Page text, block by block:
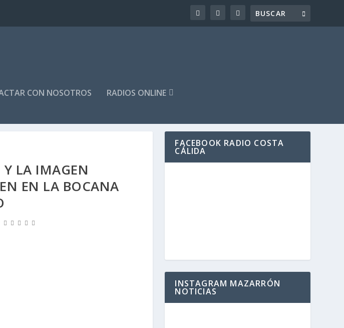
CON NOSOTROS RADIOS ONLINE
LA IMAGEN
EN LA BOCANA
FACEBOOK RADIO COSTA
CÁLIDA
INSTAGRAM MAZARRÓN
NOTICIAS